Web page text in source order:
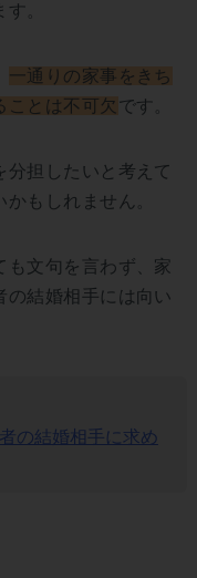
。
一通りの家事をきち
ことは不可欠 です。
分担したいと考えて
もしれません。
も文句を言わず、家
の結婚相手には向い
の結婚相手に求め